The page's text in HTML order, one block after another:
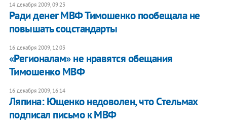
14 декабря 2009, 09:23
Ради денег МВФ Тимошенко пообещала не
повышать соцстандарты
16 декабря 2009, 12:03
«Регионалам» не нравятся обещания
Тимошенко МВФ
16 декабря 2009, 16:14
Ляпина: Ющенко недоволен, что Стельмах
подписал письмо к МВФ